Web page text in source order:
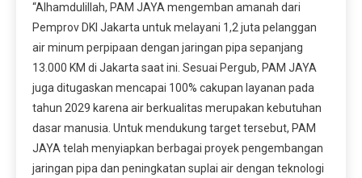
“Alhamdulillah, PAM JAYA mengemban amanah dari
Pemprov DKI Jakarta untuk melayani 1,2 juta pelanggan
air minum perpipaan dengan jaringan pipa sepanjang
13.000 KM di Jakarta saat ini. Sesuai Pergub, PAM JAYA
juga ditugaskan mencapai 100% cakupan layanan pada
tahun 2029 karena air berkualitas merupakan kebutuhan
dasar manusia. Untuk mendukung target tersebut, PAM
JAYA telah menyiapkan berbagai proyek pengembangan
jaringan pipa dan peningkatan suplai air dengan teknologi